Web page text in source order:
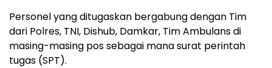
Personel yang ditugaskan bergabung dengan Tim
dari Polres, TNI, Dishub, Damkar, Tim Ambulans di
masing-masing pos sebagai mana surat perintah
tugas (SPT).